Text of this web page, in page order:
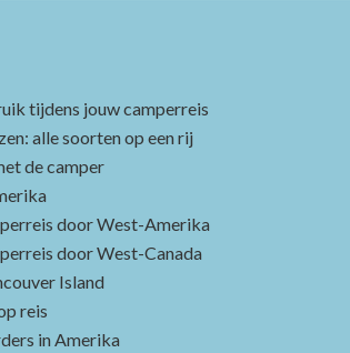
tijdens jouw camperreis
alle soorten op een rij
de camper
door West-Amerika
door West-Canada
Island
reis
in Amerika